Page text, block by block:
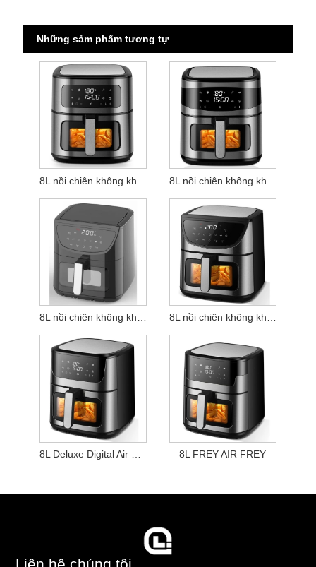
Những sảm phẩm tương tự
8L nồi chiên không khí nhỏ gọn 8L nồi chiên không khí thông minh
8L FREY AIR FREY